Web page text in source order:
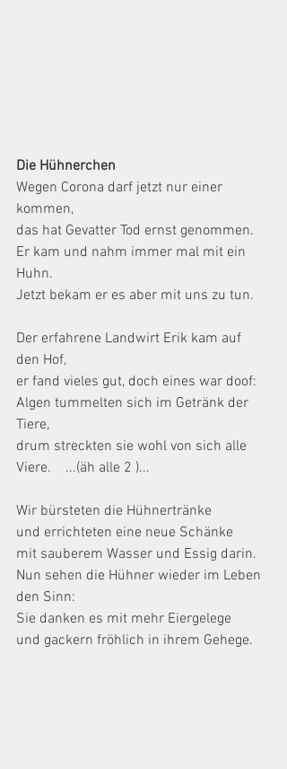
Die Hühnerchen
Wegen Corona darf jetzt nur einer
kommen,
das hat Gevatter Tod ernst genommen.
Er kam und nahm immer mal mit ein
Huhn.
Jetzt bekam er es aber mit uns zu tun.
Der erfahrene Landwirt Erik kam auf
den Hof,
er fand vieles gut, doch eines war doof:
Algen tummelten sich im Getränk der
Tiere,
drum streckten sie wohl von sich alle
Viere.    ...(äh alle 2 )...
Wir bürsteten die Hühnertränke
und errichteten eine neue Schänke
mit sauberem Wasser und Essig darin.
Nun sehen die Hühner wieder im Leben
den Sinn:
Sie danken es mit mehr Eiergelege
und gackern fröhlich in ihrem Gehege.